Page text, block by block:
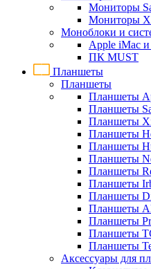
Мониторы
Мониторы
Моноблоки и
Apple iMac
ПК MUST
Планшеты
Планшеты
Планшеты
Планшеты
Планшеты
Планшеты
Планшеты
Планшеты
Планшеты
Планшеты
Планшеты
Планшеты
Планшеты
Планшеты
Планшеты
Аксессуары для